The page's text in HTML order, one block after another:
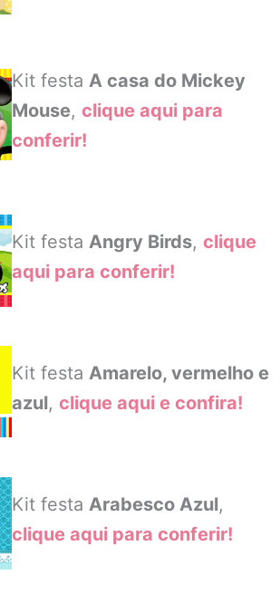
Kit festa A casa do Mickey
Mouse,clique aqui para
conferir!
Kit festa Angry Birds,clique
aqui para conferir!
Kit festa Amarelo, vermelho e
azul,clique aqui e confira!
Kit festa Arabesco Azul,
clique aqui para conferir!